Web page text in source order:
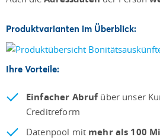
Produktvarianten im Überblick:
Ihre Vorteile:
Einfacher Abruf über unser
Creditreform
Datenpool mit mehr als 100